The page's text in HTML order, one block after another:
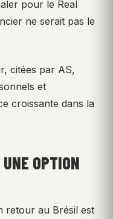
pour le Real
ne serait pas le
citées par AS,
et
croissante dans la
OPTION
retour au Brésil est